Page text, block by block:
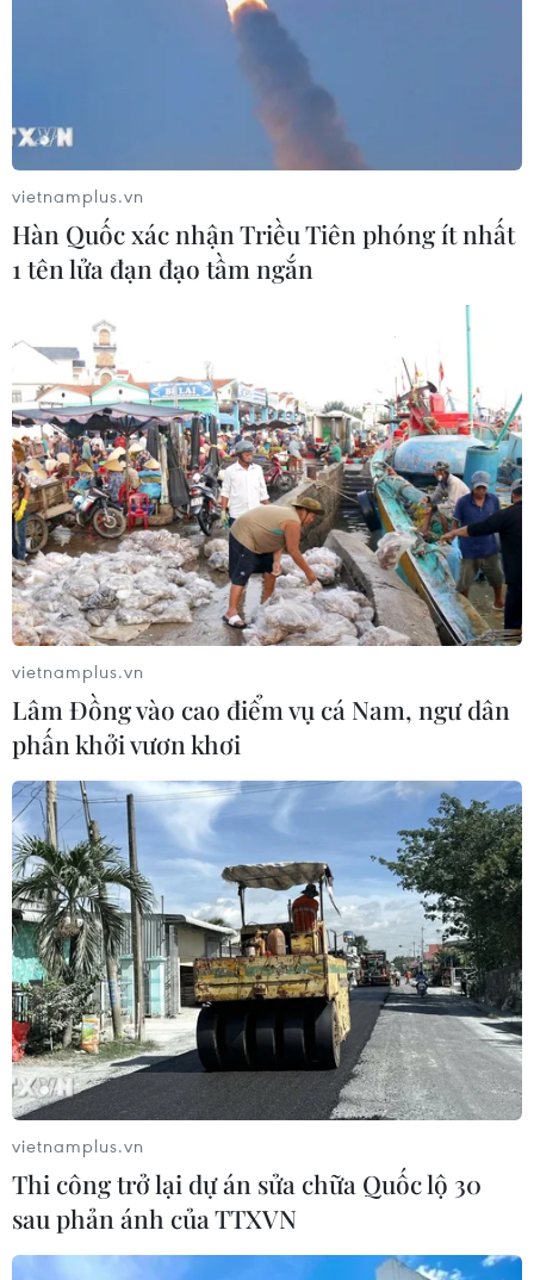
TIN CÙNG CHUYÊN MỤC
WHO ghi nhận tín hiệu tích cực từ
thử nghiệm điều trị Ebola tại Congo
04/08/2026 22:42
Báo động xu hướng gia tăng người
trẻ mắc ung thư
04/08/2026 14:10
Mỹ ghi nhận ca tử vong đầu tiên
trong mùa dịch cyclosporiasis
04/08/2026 07:11
Phát hiện mới về quá trình lão hóa
của con người
02/08/2026 13:31
Sâm Ngọc Linh: Báu vật trong tay,
02/08/2026 11:38
Yếu tố di truyền có thể quyết định
vietnamplus.vn
Hàn Quốc xác nhận Triều Tiên phóng ít nhất
1 tên lửa đạn đạo tầm ngắn
vietnamplus.vn
Lâm Đồng vào cao điểm vụ cá Nam, ngư dân
phấn khởi vươn khơi
vietnamplus.vn
Thi công trở lại dự án sửa chữa Quốc lộ 30
sau phản ánh của TTXVN